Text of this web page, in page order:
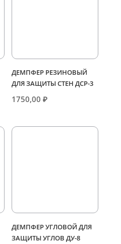
ДЕМПФЕР РЕЗИНОВЫЙ
ДЛЯ ЗАЩИТЫ СТЕН ДСР-3
1750,00₽
ДЕМПФЕР УГЛОВОЙ ДЛЯ
ЗАЩИТЫ УГЛОВ ДУ-8